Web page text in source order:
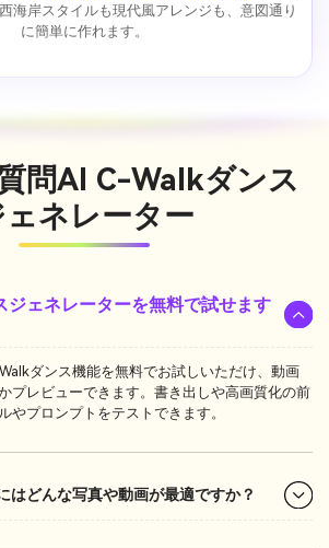
海岸スタイルも現代風アレンジも、意図通り
に簡単に作れます。
問AI C-Walkダンス
ェネレーター
ジェネレーターを無料で試せます
ダンス機能を無料でお試しいただけ、動画
プレビューできます。書き出しや高画質化の前
やプロンプトをテストできます。
どんな写真や動画が最適ですか？